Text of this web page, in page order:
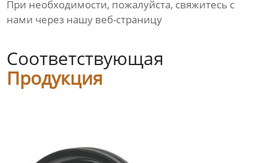
При необходимости, пожалуйста, свяжитесь с
нами через нашу веб-страницу
Соответствующая
Продукция